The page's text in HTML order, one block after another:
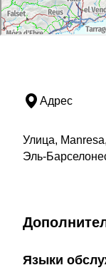
Адрес
Улица,
Эль-
Языки